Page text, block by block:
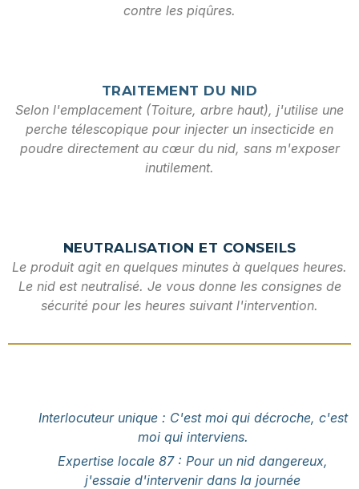
contre les piqûres.
TRAITEMENT DU NID
Selon l'emplacement (Toiture, arbre haut), j'utilise une
perche télescopique pour injecter un insecticide en
poudre directement au cœur du nid, sans m'exposer
inutilement.
NEUTRALISATION ET CONSEILS
Le produit agit en quelques minutes à quelques heures.
Le nid est neutralisé. Je vous donne les consignes de
sécurité pour les heures suivant l'intervention.
Interlocuteur unique : C'est moi qui décroche, c'est
moi qui interviens.
Expertise locale 87 : Pour un nid dangereux,
j'essaie d'intervenir dans la journée